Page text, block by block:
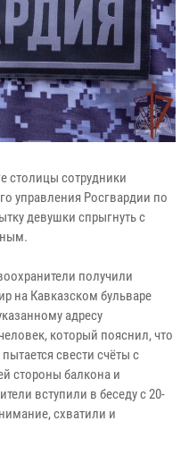
столицы сотрудники
управления Росгвардии по
девушки спрыгнуть с
получили
на Кавказском бульваре
адресу
который пояснил, что
свести счёты с
стороны балкона и
вступили в беседу с 20-
схватили и